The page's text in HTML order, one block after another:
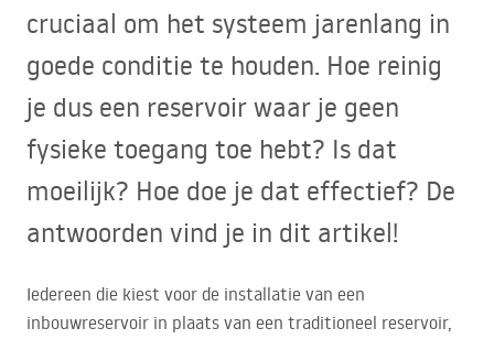
cruciaal om het systeem jarenlang in
goede conditie te houden. Hoe reinig
je dus een reservoir waar je geen
fysieke toegang toe hebt? Is dat
moeilijk? Hoe doe je dat effectief? De
antwoorden vind je in dit artikel!
Iedereen die kiest voor de installatie van een
inbouwreservoir in plaats van een traditioneel reservoir,